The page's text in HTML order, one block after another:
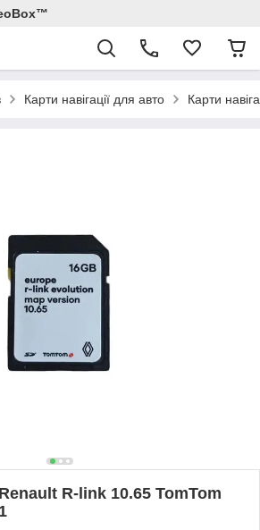
Карти навігації для авто Карти
Renault R-link 10.65 TomTom